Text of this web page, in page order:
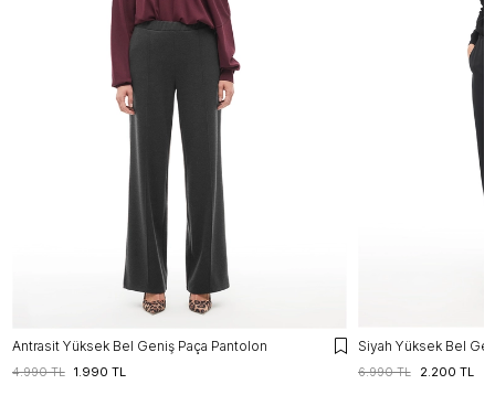
Antrasit Yüksek Bel Geniş Paça Pantolon
1.990 TL
4.990 TL
Siyah Yüksek Bel
2.200 TL
6.990 TL